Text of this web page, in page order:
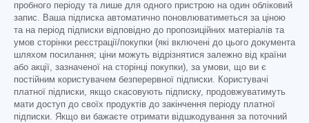
пробного періоду та лише для одного пристрою на один обліковий
запис. Ваша підписка автоматично поновлюватиметься за ціною
та на період підписки відповідно до пропозиційних матеріалів та
умов сторінки реєстрації/покупки (які включені до цього документа
шляхом посилання; ціни можуть відрізнятися залежно від країни
або акції, зазначеної на сторінці покупки), за умови, що ви є
постійним користувачем безперервної підписки. Користувачі
платної підписки, якщо скасовують підписку, продовжуватимуть
мати доступ до своїх продуктів до закінчення періоду платної
підписки. Якщо ви бажаєте отримати відшкодування за поточний